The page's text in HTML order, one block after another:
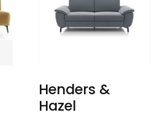
Henders &
Hazel